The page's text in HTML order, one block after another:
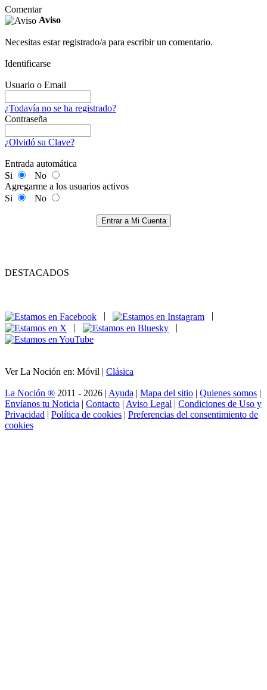
Comentar
Aviso
Necesitas estar registrado/a para escribir un comentario.
Identificarse
Usuario o Email
¿Todavía no se ha registrado?
Contraseña
¿Olvidó su Clave?
Entrada automática
Si
No
Agregarme a los usuarios activos
Si
No
Entrar a Mi Cuenta
DESTACADOS
|
|
Ver La Noción en: Móvil | Clásica
La Noción ® 2011 - 2026 | Ayuda | Mapa del sitio | Quienes somos |
Envíanos tu Noticia | Contacto | Aviso Legal | Condiciones de Uso y
Privacidad | Política de cookies | Preferencias del consentimiento de
cookies